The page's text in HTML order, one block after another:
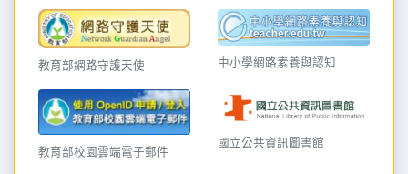
教育部網路守護天使 中小學網路素養與認知
教育部校園雲端電子郵件
國立公共資訊圖書館